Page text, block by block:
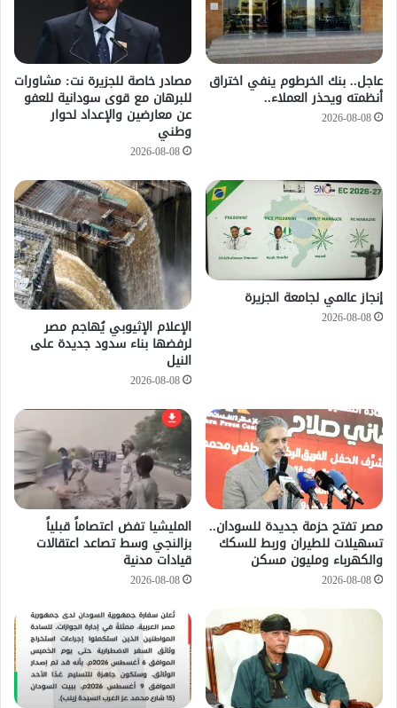
عاجل.. بنك الخرطوم ينفي اختراق
أنظمته ويحذر العملاء..
2026-08-08
مصادر خاصة للجزيرة نت: مشاورات
للبرهان مع قوى سودانية للعفو
عن معارضين والإعداد لحوار
وطني
2026-08-08
إنجاز عالمي لجامعة الجزيرة
2026-08-08 الإعلام الإثيوبي يُهاجم مصر
لرفضها بناء سدود جديدة على
النيل
2026-08-08
مصر تفتح حزمة جديدة للسودان..
تسهيلات للطيران وربط للسكك
والكهرباء ومليون مسكن
2026-08-08
المليشيا تفض اعتصاماً قبلياً
بزالنجي وسط تصاعد اعتقالات
قيادات مدنية
2026-08-08